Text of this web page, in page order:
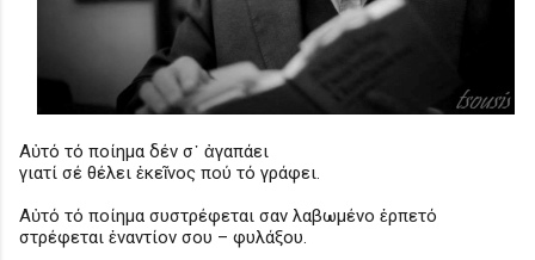
Αὐτό τό ποίημα δέν σ᾽ ἀγαπάει
γιατί σέ θέλει ἐκεῖνος πού τό γράφει.
Αὐτό τό ποίημα συστρέφεται σαν λαβωμένο ἑρπετό
στρέφεται ἐναντίον σου – φυλάξου.